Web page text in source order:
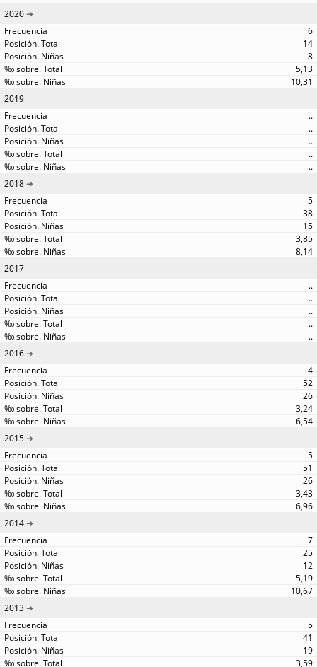
2020
6
14
8
5,13
10,31
2019
..
..
..
..
..
2018
5
38
15
3,85
8,14
2017
..
..
..
..
..
2016
4
52
26
3,24
6,54
2015
5
51
26
3,43
6,96
2014
7
25
12
5,19
10,67
2013
5
41
19
3,59